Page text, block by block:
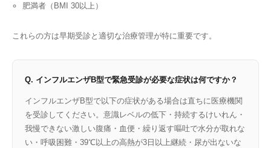
肥満者（BMI 30以上）
これらの方は早期受診と適切な治療管理が特に重要です。
Q. インフルエンザB型で緊急受診が必要な症状は何ですか？
インフルエンザB型で以下の症状がある場合は直ちに医療機関
を受診してください。意識レベルの低下・持続するけいれん・
我慢できない激しい腹痛・血便・繰り返す嘔吐で水分が取れな
い・呼吸困難・39℃以上の高熱が3日以上継続・尿が出ないな